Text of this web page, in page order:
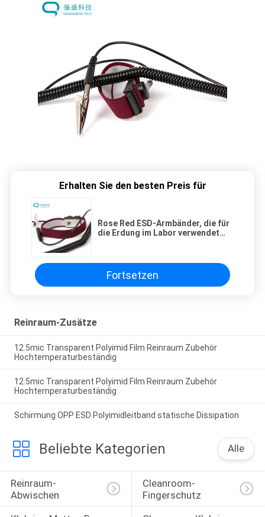
Erhalten Sie den besten Preis für
Rose Red ESD-Armbänder, die für
die Erdung im Labor verwendet
Fortsetzen
Reinraum-Zusätze
12.5mic Transparent Polyimid Film Reinraum Zubehör
Hochtemperaturbeständig
12.5mic Transparent Polyimid Film Reinraum Zubehör
Hochtemperaturbeständig
Schirmung OPP ESD Polyimidleitband statische Dissipation
Beliebte Kategorien Alle
Reinraum-
Abwischen
Cleanroom-
Fingerschutz